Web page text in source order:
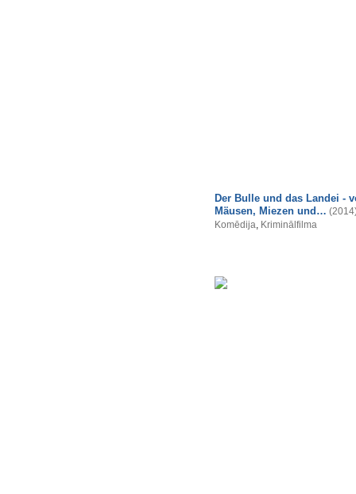
Der Bulle und das Landei -
Mäusen, Miezen und…
Komēdija, Kriminālfilma